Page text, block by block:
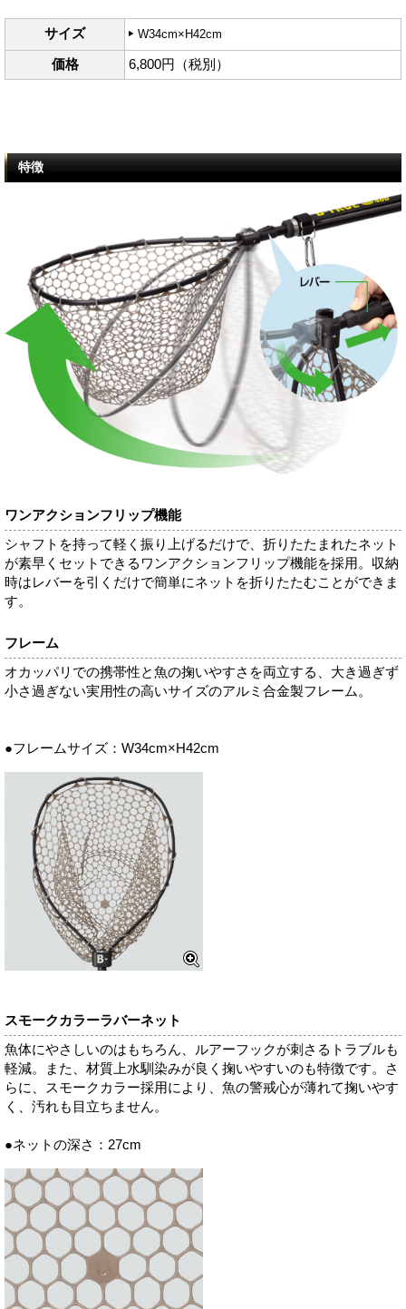
サイズ W34cm×H42cm
価格 6,800円（税別）
特徴
ワンアクションフリップ機能
シャフトを持って軽く振り上げるだけで、折りたたまれたネット
が素早くセットできるワンアクションフリップ機能を採用。収納
時はレバーを引くだけで簡単にネットを折りたたむことができま
す。
フレーム
オカッパリでの携帯性と魚の掬いやすさを両立する、大き過ぎず
小さ過ぎない実用性の高いサイズのアルミ合金製フレーム。
●フレームサイズ：W34cm×H42cm
スモークカラーラバーネット
魚体にやさしいのはもちろん、ルアーフックが刺さるトラブルも
軽減。また、材質上水馴染みが良く掬いやすいのも特徴です。さ
らに、スモークカラー採用により、魚の警戒心が薄れて掬いやす
く、汚れも目立ちません。
●ネットの深さ：27cm